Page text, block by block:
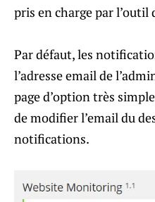
pris en charge par
Par défaut, les
l’adresse email de
page d’option très
de modifier l’email du
notifications.